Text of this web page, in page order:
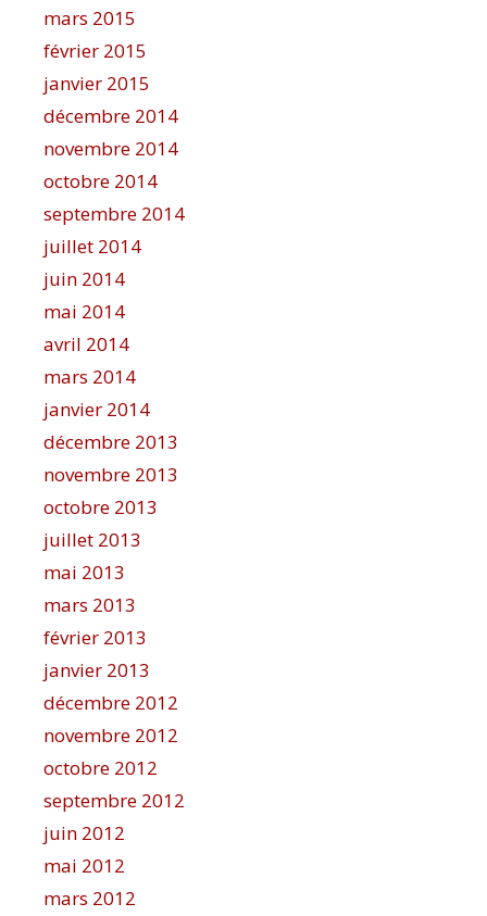
mars 2015
février 2015
janvier 2015
décembre 2014
novembre 2014
octobre 2014
septembre 2014
juillet 2014
juin 2014
mai 2014
avril 2014
mars 2014
janvier 2014
décembre 2013
novembre 2013
octobre 2013
juillet 2013
mai 2013
mars 2013
février 2013
janvier 2013
décembre 2012
novembre 2012
octobre 2012
septembre 2012
juin 2012
mai 2012
mars 2012